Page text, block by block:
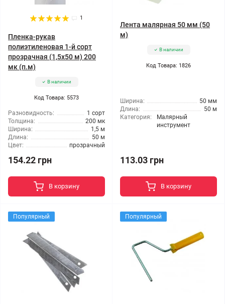
1
Пленка-рукав
полиэтиленовая 1-й сорт
прозрачная (1,5x50 м) 200
мк (п.м)
В наличии
Код Товара: 5573
Разновидность:
1 сорт
Толщина:
200 мк
Ширина:
1,5 м
Длина:
50 м
Цвет:
прозрачный
154.22 грн
В корзину
Лента малярная 50 мм (50
м)
В наличии
Код Товара: 1826
Ширина:
50 мм
Длина:
50 м
Категория:
Малярный
инструмент
113.03 грн
В корзину
Популярный Популярный